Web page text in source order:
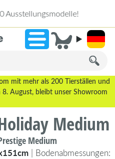
»2.238
mit mehr als 200 Tierställen und
8. August, bleibt unser Showroom
Medium
Medium
| Bodenabmessungen: